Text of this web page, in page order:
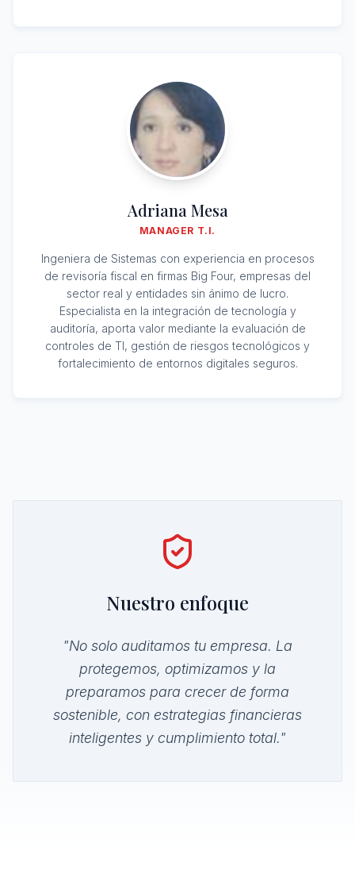
Adriana Mesa
MANAGER T.I.
Ingeniera de Sistemas con experiencia en procesos
de revisoría fiscal en firmas Big Four, empresas del
sector real y entidades sin ánimo de lucro.
Especialista en la integración de tecnología y
auditoría, aporta valor mediante la evaluación de
controles de TI, gestión de riesgos tecnológicos y
fortalecimiento de entornos digitales seguros.
Nuestro enfoque
"No solo auditamos tu empresa. La
protegemos, optimizamos y la
preparamos para crecer de forma
sostenible, con estrategias financieras
inteligentes y cumplimiento total."